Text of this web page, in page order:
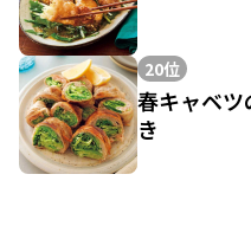
20位
春キャベ
き